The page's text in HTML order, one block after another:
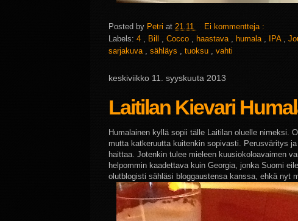
Posted by Petri at 21.11
Ei kommentteja :
Labels: 4 , Bill , Cocco , haastava , humala , IPA ,
sarjakuva , sähläys , tuoksu , vahti
keskiviikko 11. syyskuuta 2013
Laitilan Kievari
Humalainen kyllä sopii tälle Laitilan oluelle nimeksi.
mutta katkeruutta kuitenkin sopivasti. Perusväritys
haittaa. Jotenkin tulee mieleen kuusiokoloavaimen
helpommin kaadettava kuin Georgia, jonka Suomi
olutblogisti sähläsi bloggaustensa kanssa, ehkä nyt